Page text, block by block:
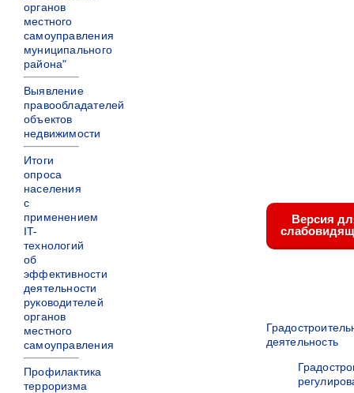
органов
местного
самоуправления
муниципального
района"
Выявление
правообладателей
объектов
недвижимости
Итоги
опроса
населения
с
применением
IT-
технологий
об
эффективности
деятельности
руководителей
органов
местного
самоуправления
Профилактика
терроризма
Версия
деятельность